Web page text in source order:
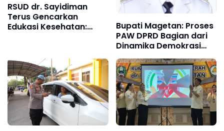
RSUD dr. Sayidiman
Terus Gencarkan
Edukasi Kesehatan:
Terbanyak di Indonesia
Bupati Magetan: Proses
PAW DPRD Bagian dari
Dinamika Demokrasi